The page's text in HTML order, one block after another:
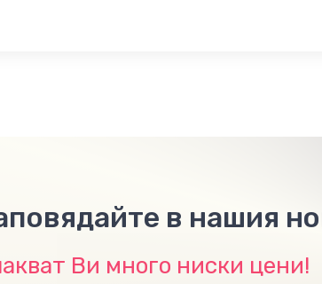
в нашия
Ви много ниски цени!